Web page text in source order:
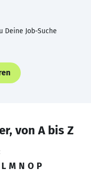
Deine Job-Suche
von A bis Z
L M N O P